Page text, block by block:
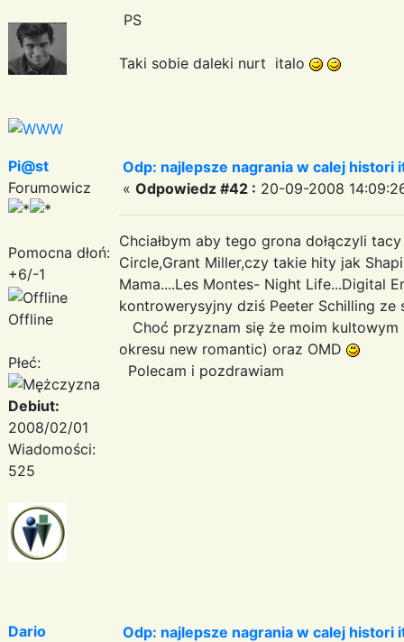
PS
Taki sobie daleki nurt italo
Pi@st
Forumowicz
Pomocna dłoń:
+6/-1
Offline
Płeć:
Debiut:
2008/02/01
Wiadomości:
525
Odp: najlepsze nagrania w calej histori
« Odpowiedz #42 : 20-09-2008
Chciałbym aby tego grona dołączyli
Circle,Grant Miller,czy takie hity jak
Mama....Les Montes- Night Life...Digital
kontrowerysyjny dziś Peeter Schilling
Choć przyznam się że moim kultowym
okresu new romantic) oraz OMD
Polecam i pozdrawiam
Dario
Odp: najlepsze nagrania w calej histori